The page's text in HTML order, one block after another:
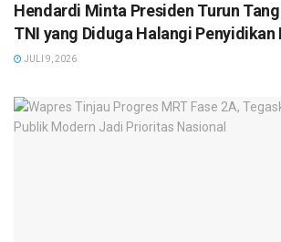
Hendardi Minta Presiden Turun
TNI yang Diduga Halangi Penyidikan
JULI 9, 2026